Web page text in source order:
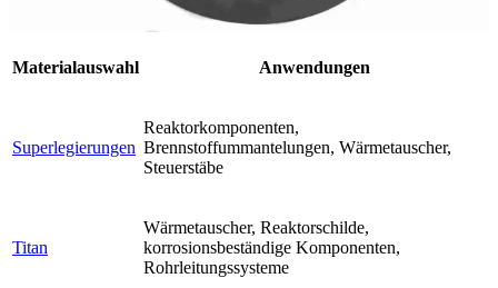
Materialauswahl Anwendungen
Superlegierungen
Reaktorkomponenten,
Brennstoffummantelungen, Wärmetauscher,
Steuerstäbe
Titan
Wärmetauscher, Reaktorschilde,
korrosionsbeständige Komponenten,
Rohrleitungssysteme